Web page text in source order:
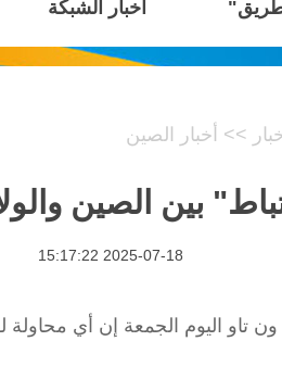
أخبار الشبكة
>> أخبار الصين
بين الصين
2025-07-18 15:17:22
وانغ ون تاو اليوم الجمعة إن أي